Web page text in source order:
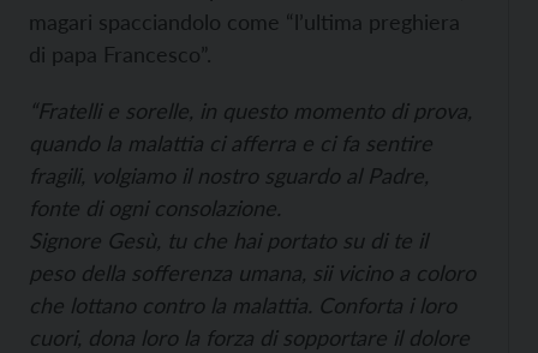
magari spacciandolo come “l’ultima preghiera
di papa Francesco”.
“Fratelli e sorelle, in questo momento di prova,
quando la malattia ci afferra e ci fa sentire
fragili, volgiamo il nostro sguardo al Padre,
fonte di ogni consolazione.
Signore Gesù, tu che hai portato su di te il
peso della sofferenza umana, sii vicino a coloro
che lottano contro la malattia. Conforta i loro
cuori, dona loro la forza di sopportare il dolore